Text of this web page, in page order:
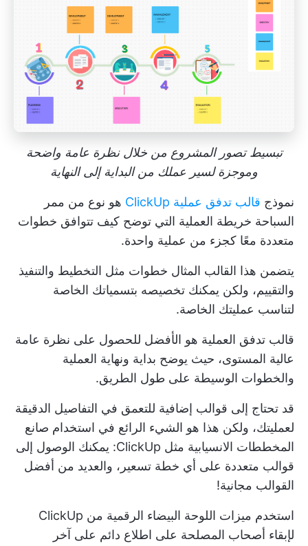
تبسيط تصور المشروع من خلال نظرة عامة واضحة
وموجزة لسير عملك من البداية إلى النهاية
نموذج قالب تدفق عملية ClickUp
هو نوع من ممر
السباحة خريطة العملية التي توضح كيف تتوافق خطوات
متعددة معًا كجزء من عملية واحدة.
يتضمن هذا القالب المثال خطوات مثل التخطيط والتنفيذ
والتقييم، ولكن يمكنك تخصيصه بتسمياتك الخاصة
لتناسب عمليتك الخاصة.
قالب تدفق العملية هو الأفضل للحصول على نظرة عامة
عالية المستوى، حيث يوضح بداية ونهاية العملية
والخطوات الوسيطة على طول الطريق.
قد تحتاج إلى قوالب إضافية للتعمق في التفاصيل الدقيقة
لعمليتك، ولكن هذا هو الشيء الرائع في استخدام صانع
المخططات الانسيابية مثل ClickUp: يمكنك الوصول إلى
قوالب متعددة على أي خطة تسعير، والعديد من أفضل
القوالب مجانية!
استخدم ميزات اللوحة البيضاء الرقمية من ClickUp
لإبقاء أصحاب المصلحة على اطلاع دائم على آخر